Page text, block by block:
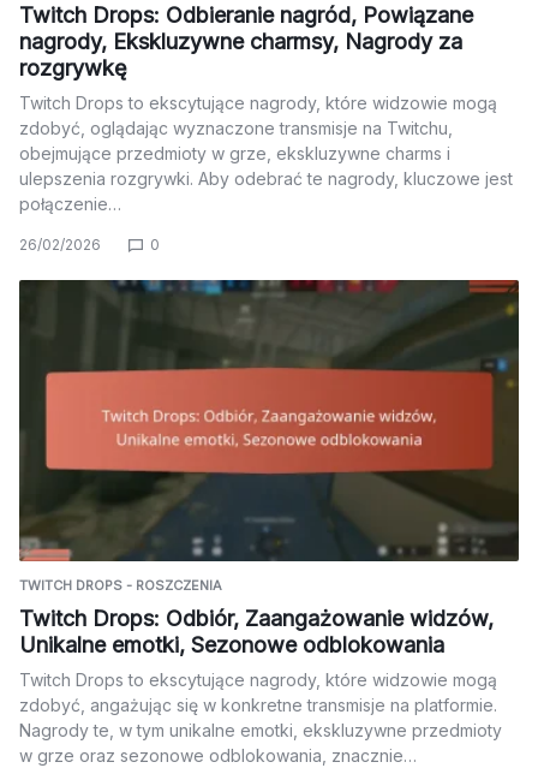
Twitch Drops: Odbieranie nagród, Powiązane
nagrody, Ekskluzywne charmsy, Nagrody za
rozgrywkę
Twitch Drops to ekscytujące nagrody, które widzowie mogą
zdobyć, oglądając wyznaczone transmisje na Twitchu,
obejmujące przedmioty w grze, ekskluzywne charms i
ulepszenia rozgrywki. Aby odebrać te nagrody, kluczowe jest
połączenie…
26/02/2026 0
TWITCH DROPS - ROSZCZENIA
Twitch Drops: Odbiór, Zaangażowanie widzów,
Unikalne emotki, Sezonowe odblokowania
Twitch Drops to ekscytujące nagrody, które widzowie mogą
zdobyć, angażując się w konkretne transmisje na platformie.
Nagrody te, w tym unikalne emotki, ekskluzywne przedmioty
w grze oraz sezonowe odblokowania, znacznie…